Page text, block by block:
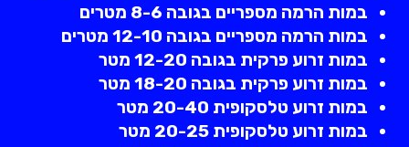
במות הרמה מספריים בגובה 8-6 מטרים
במות הרמה מספריים בגובה 12-10 מטרים
במות זרוע פרקית בגובה 12-20 מטר
במות זרוע פרקית בגובה 18-20 מטר
במות זרוע טלסקופית 20-40 מטר
במות זרוע טלסקופית 20-25 מטר